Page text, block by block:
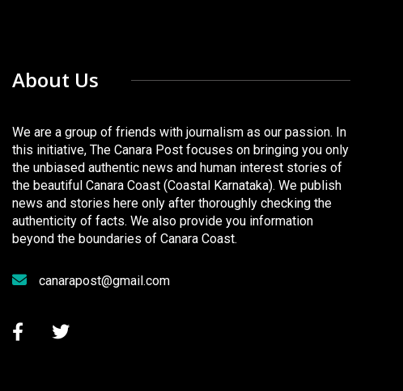
About Us
We are a group of friends with journalism as our passion. In
this initiative, The Canara Post focuses on bringing you only
the unbiased authentic news and human interest stories of
the beautiful Canara Coast (Coastal Karnataka). We publish
news and stories here only after thoroughly checking the
authenticity of facts. We also provide you information
beyond the boundaries of Canara Coast.
canarapost@gmail.com